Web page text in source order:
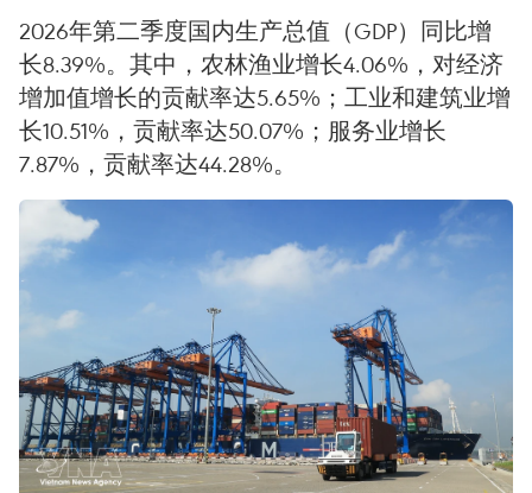
2026年第二季度国内生产总值（GDP）同比增
长8.39%。其中，农林渔业增长4.06%，对经济
增加值增长的贡献率达5.65%；工业和建筑业增
长10.51%，贡献率达50.07%；服务业增长
7.87%，贡献率达44.28%。